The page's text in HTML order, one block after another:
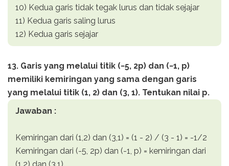
10) Kedua garis tidak tegak lurus dan tidak sejajar
11) Kedua garis saling lurus
12) Kedua garis sejajar
13. Garis yang melalui titik (−5, 2p) dan (−1, p)
memiliki kemiringan yang sama dengan garis
yang melalui titik (1, 2) dan (3, 1). Tentukan nilai p.
Jawaban :
Kemiringan dari (1,2) dan (3,1) = (1 - 2) / (3 - 1) = -1/2
Kemiringan dari (-5, 2p) dan (-1, p) = kemiringan dari